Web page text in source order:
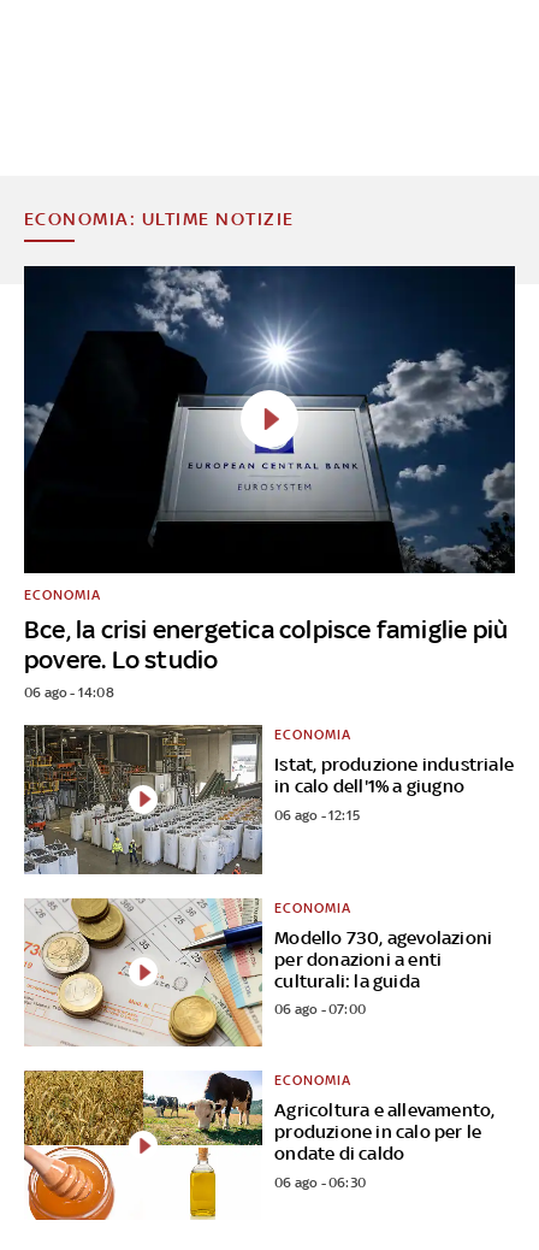
ECONOMIA: ULTIME NOTIZIE
Bce, la crisi energetica colpisce famiglie più
povere. Lo studio
ECONOMIA
06 ago - 14:08
Istat, produzione industriale
in calo dell'1% a giugno
ECONOMIA
06 ago - 12:15
Modello 730, agevolazioni
per donazioni a enti
culturali: la guida
ECONOMIA
06 ago - 07:00
Agricoltura e allevamento,
produzione in calo per le
ondate di caldo
ECONOMIA
06 ago - 06:30